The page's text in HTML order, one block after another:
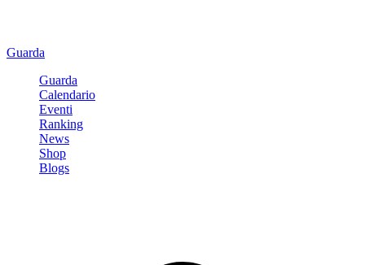
Guarda
Guarda
Calendario
Eventi
Ranking
News
Shop
Blogs